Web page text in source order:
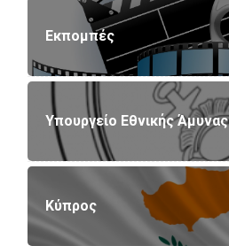
Εκπομπές
Υπουργείο Εθνικής Άμυνας
Κύπρος